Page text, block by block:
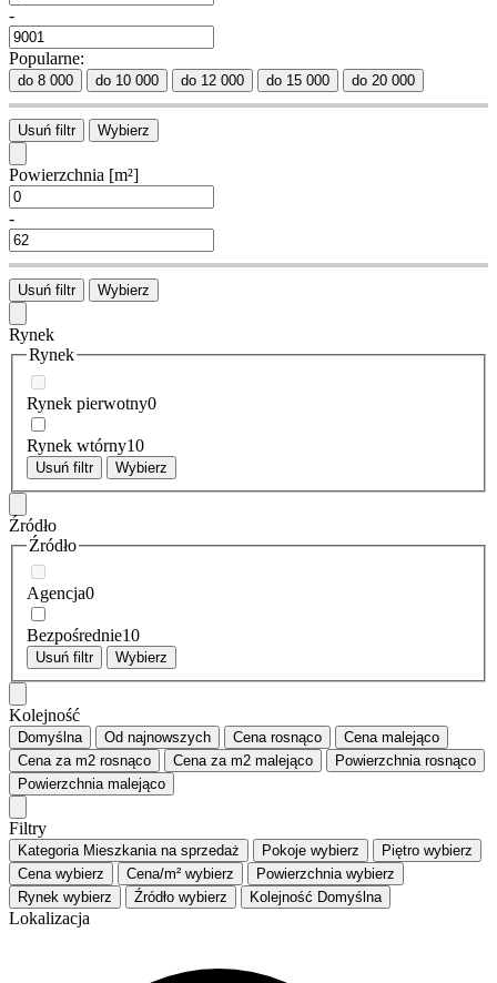
-
Popularne:
do 8 000 do 10 000 do 12 000 do 15 000 do 20 000
Usuń filtr Wybierz
Powierzchnia [m²]
-
Usuń filtr Wybierz
Rynek
Rynek
Rynek pierwotny0
Rynek wtórny10
Usuń filtr Wybierz
Źródło
Źródło
Agencja0
Bezpośrednie10
Usuń filtr Wybierz
Kolejność
Domyślna Od najnowszych Cenarosnąco Cenamalejąco
Cena za m2 rosnąco Cena za m2 malejąco Powierzchniarosnąco
Powierzchniamalejąco
Filtry
Kategoria Mieszkania na sprzedaż Pokoje wybierz Piętro wybierz
Cena wybierz Cena/m² wybierz Powierzchnia wybierz
Rynek wybierz Źródło wybierz Kolejność Domyślna
Lokalizacja